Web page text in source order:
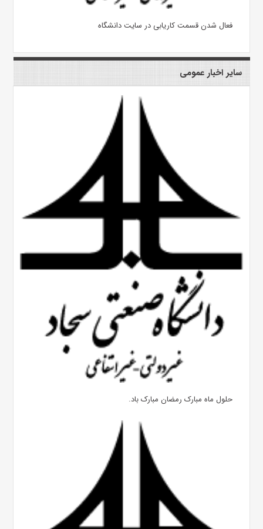
فعال شدن قسمت کاریابی در سایت دانشگاه
سایر اخبار عمومی
حلول ماه مبارک رمضان مبارک باد.